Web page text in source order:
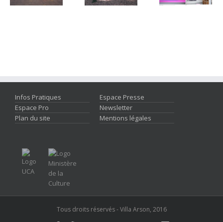
Infos Pratiques
Espace Presse
Espace Pro
Newsletter
Plan du site
Mentions légales
Tous droits réservés - Villa Arson, 2016